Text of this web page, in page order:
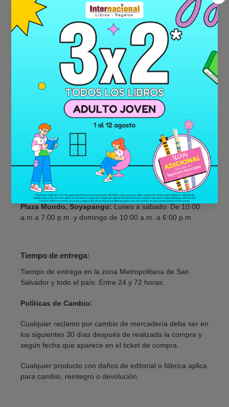
Sábado de 9:00 a.m. a 10:00 p.m. y Domingo de 9:00
a.m. a 8:00 p.m.
Galerias:
Lunes a viernes: De 10:00 a.m. a 7:00 p.m. y
sábado y domindo de 9:00 a.m. a 7:00 p.m.
Metrocentro, San Salvador:
Lunes a sábado: De 9:00
a.m. a 7:00 p.m. y domingo de 9:00 a.m. a 6:00 p.m.
Metrocentro, Lourdes:Lunes a domingo: De 10:00 a.m.
Metrocentro, Santa Ana:
Lunes a domingo: De 10:00
a.m. a 7:00 p.m.
Multiplaza:Lunes a jueves: De 9:00 a.m. a 8:00 p.m.
Viernes y sábado De 9:00 a.m. a 9:00 p.m. y domingo de
9:00 a.m. a 7:00 p.m.
Plaza Mundo, Soyapango:Lunes a sábado: De 10:00
a.m a 7:00 p.m. y domingo de 10:00 a.m. a 6:00 p.m.
Tiempo de entrega:
Tiempo de entrega en la zona Metropolitana de San
Salvador y todo el país: Entre 24 y 72 horas.
Políticas de Cambio:
Cualquier reclamo por cambio de mercadería debe ser en
los siguientes 30 días después de realizada la compra y
según fecha que aparece en el ticket de compra.
Cualquier producto con daños de editorial o fábrica aplica
para cambio, reintegro o devolución.